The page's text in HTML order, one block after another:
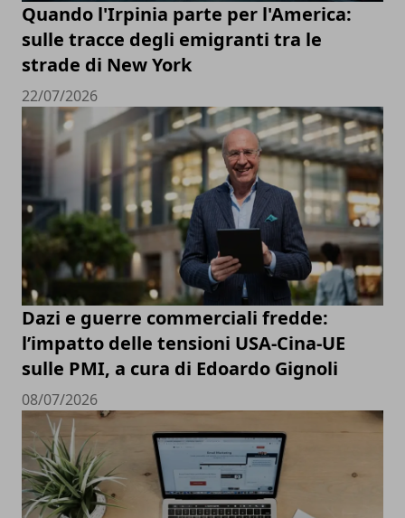
Quando l'Irpinia parte per l'America:
sulle tracce degli emigranti tra le
strade di New York
22/07/2026
Dazi e guerre commerciali fredde:
l’impatto delle tensioni USA-Cina-UE
sulle PMI, a cura di Edoardo Gignoli
08/07/2026